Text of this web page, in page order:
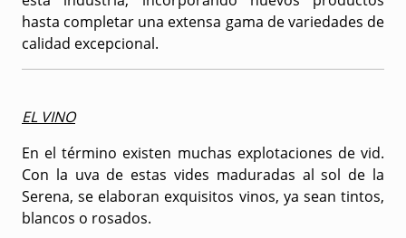
hasta completar una extensa gama de variedades de
calidad excepcional.
EL VINO
En el término existen muchas explotaciones de vid.
Con la uva de estas vides maduradas al sol de la
Serena, se elaboran exquisitos vinos, ya sean tintos,
blancos o rosados.